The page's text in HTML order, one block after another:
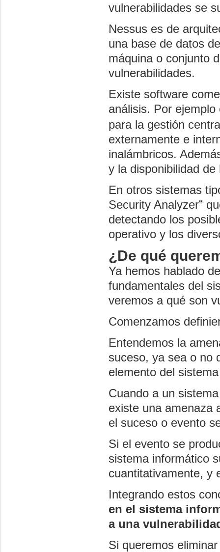
vulnerabilidades se
Nessus es de
una base de datos
máquina o conjunto
vulnerabilidades.
Existe software
análisis. Por
para la gestión
externamente e
inalámbricos.
y la disponibilidad
En otros sistemas
Security Analyzer”
detectando los
operativo y los
¿De qué
Ya hemos hablado
fundamentales del
veremos a qué son
Comenzamos
Entendemos la
suceso, ya sea o no
elemento del
Cuando a un
existe una amenaza
el suceso o evento
Si el evento se
sistema informático
cuantitativamente, y
Integrando estos
en el sistema
a una
Si queremos